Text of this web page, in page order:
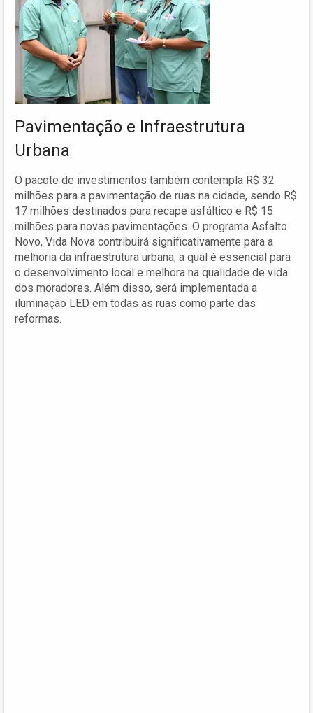
Pavimentação e Infraestrutura
Urbana
O pacote de investimentos também contempla R$ 32
milhões para a pavimentação de ruas na cidade, sendo R$
17 milhões destinados para recape asfáltico e R$ 15
milhões para novas pavimentações. O programa Asfalto
Novo, Vida Nova contribuirá significativamente para a
melhoria da infraestrutura urbana, a qual é essencial para
o desenvolvimento local e melhora na qualidade de vida
dos moradores. Além disso, será implementada a
iluminação LED em todas as ruas como parte das
reformas.